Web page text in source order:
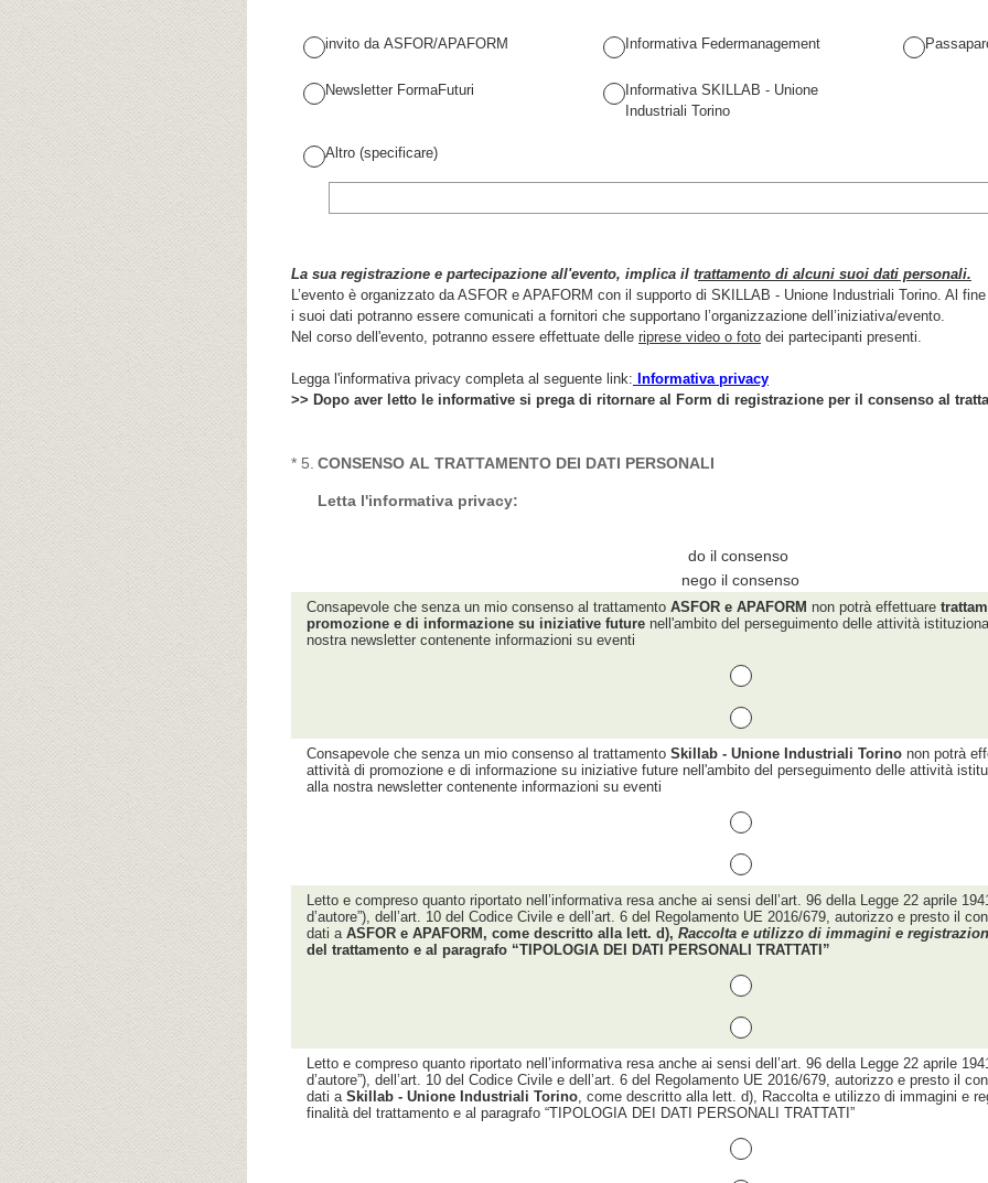
invito da ASFOR/APAFORM
Newsletter FormaFuturi
Informativa Federmanagement
Informativa SKILLAB - Unione
Industriali Torino
Altro (specificare)
La sua registrazione e partecipazione all'evento, implica il trattamento di alcuni suoi dati personali.
L’evento è organizzato da ASFOR e APAFORM con il supporto di SKILLAB - Unione Industriali Torino. Al
i suoi dati potranno essere comunicati a fornitori che supportano l’organizzazione dell’iniziativa/evento.
Nel corso dell'evento, potranno essere effettuate delle riprese video o foto dei partecipanti presenti.
Legga l'informativa privacy completa al seguente link: Informativa privacy
>> Dopo aver letto le informative si prega di ritornare al Form di registrazione per il consenso al
* 5. CONSENSO AL TRATTAMENTO DEI DATI PERSONALI
Letta l'informativa privacy:
(Obbligatorio)
do il consenso
nego il consenso
Consapevole che senza un mio consenso al trattamento ASFOR e APAFORM non potrà effettuare
promozione e di informazione su iniziative future nell'ambito del perseguimento delle attività
nostra newsletter contenente informazioni su eventi
Consapevole che senza un mio consenso al trattamento Skillab - Unione Industriali Torino non potrà
attività di promozione e di informazione su iniziative future nell'ambito del perseguimento delle attività
alla nostra newsletter contenente informazioni su eventi
Letto e compreso quanto riportato nell’informativa resa anche ai sensi dell’art. 96 della Legge 22 aprile
d’autore”), dell’art. 10 del Codice Civile e dell’art. 6 del Regolamento UE 2016/679, autorizzo e presto il
dati a ASFOR e APAFORM, come descritto alla lett. d), Raccolta e utilizzo di immagini e
del trattamento e al paragrafo “TIPOLOGIA DEI DATI PERSONALI TRATTATI”
Letto e compreso quanto riportato nell’informativa resa anche ai sensi dell’art. 96 della Legge 22 aprile
d’autore”), dell’art. 10 del Codice Civile e dell’art. 6 del Regolamento UE 2016/679, autorizzo e presto il
dati a Skillab - Unione Industriali Torino, come descritto alla lett. d), Raccolta e utilizzo di immagini e
finalità del trattamento e al paragrafo “TIPOLOGIA DEI DATI PERSONALI TRATTATI”